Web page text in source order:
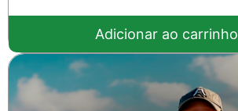
Adicionar ao carrinho